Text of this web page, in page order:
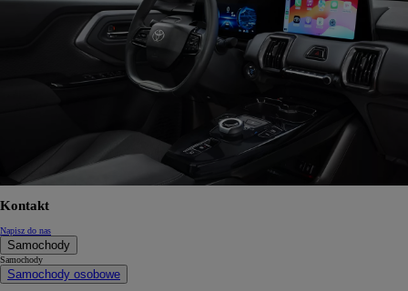
Kontakt
Napisz do nas
Samochody
Samochody
Samochody osobowe